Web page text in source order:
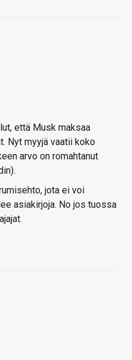
että Musk maksaa
Nyt myyjä vaatii koko
arvo on romahtanut
jota ei voi
asiakirjoja. No jos tuossa